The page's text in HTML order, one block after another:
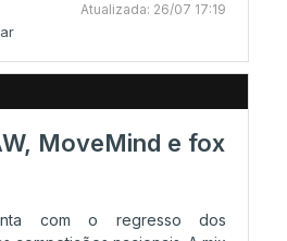
Atualizada: 26/07 17:19
MoveMind e fox
com o regresso dos